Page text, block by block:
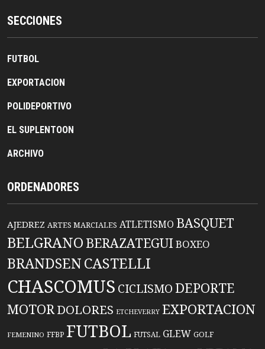
SECCIONES
FUTBOL
EXPORTACION
POLIDEPORTIVO
EL SUPLENTOON
ARCHIVO
ORDENADORES
AJEDREZ ARTES MARCIALES ATLETISMO BASQUET
BELGRANO BERAZATEGUIBOXEO
BRANDSENCASTELLI
CHASCOMUS CICLISMO DEPORTE
MOTORDOLORES ETCHEVERRY EXPORTACION
FEMENINO FFBP FUTBOL FUTSAL GLEW GOLF